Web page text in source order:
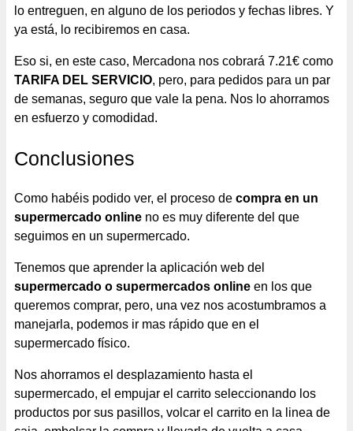
lo entreguen, en alguno de los periodos y fechas libres. Y
ya está, lo recibiremos en casa.
Eso si, en este caso, Mercadona nos cobrará 7.21€ como
TARIFA DEL SERVICIO, pero, para pedidos para un par
de semanas, seguro que vale la pena. Nos lo ahorramos
en esfuerzo y comodidad.
Conclusiones
Como habéis podido ver, el proceso de compra en un
supermercado online no es muy diferente del que
seguimos en un supermercado.
Tenemos que aprender la aplicación web del
supermercado o supermercados online en los que
queremos comprar, pero, una vez nos acostumbramos a
manejarla, podemos ir mas rápido que en el
supermercado físico.
Nos ahorramos el desplazamiento hasta el
supermercado, el empujar el carrito seleccionando los
productos por sus pasillos, volcar el carrito en la linea de